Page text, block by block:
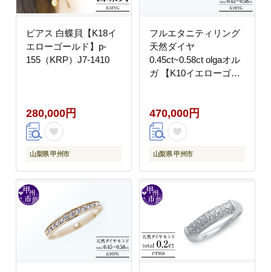
ピアス 白蝶貝【K18イ
エローゴールド】p-
155（KRP）J7-1410
280,000円
山梨県 甲州市
フルエタニティリング
天然ダイヤ
0.45ct~0.58ct olgaオル
ガ 【K10イエローゴー
470,000円
山梨県 甲州市